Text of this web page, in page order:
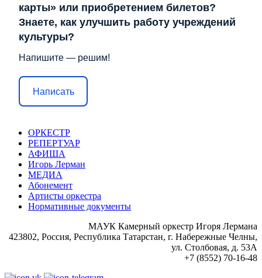
карты» или приобретением билетов?
Знаете, как улучшить работу учреждений
культуры?
Напишите — решим!
Написать
ОРКЕСТР
РЕПЕРТУАР
АФИША
Игорь Лерман
МЕДИА
Абонемент
Артисты оркестра
Нормативные документы
МАУК Камерный оркестр Игоря Лермана
423802, Россия, Республика Татарстан, г. Набережные Челны,
ул. Столбовая, д. 53А
+7 (8552) 70-16-48